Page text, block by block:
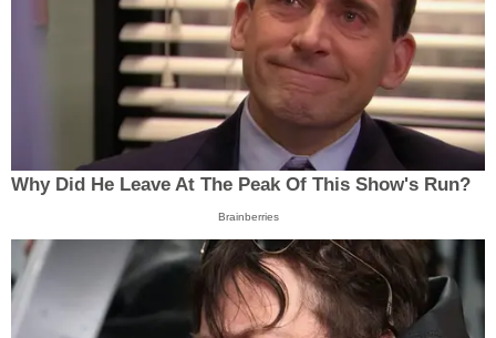
Why Did He Leave At The Peak Of This Show's Run?
Brainberries